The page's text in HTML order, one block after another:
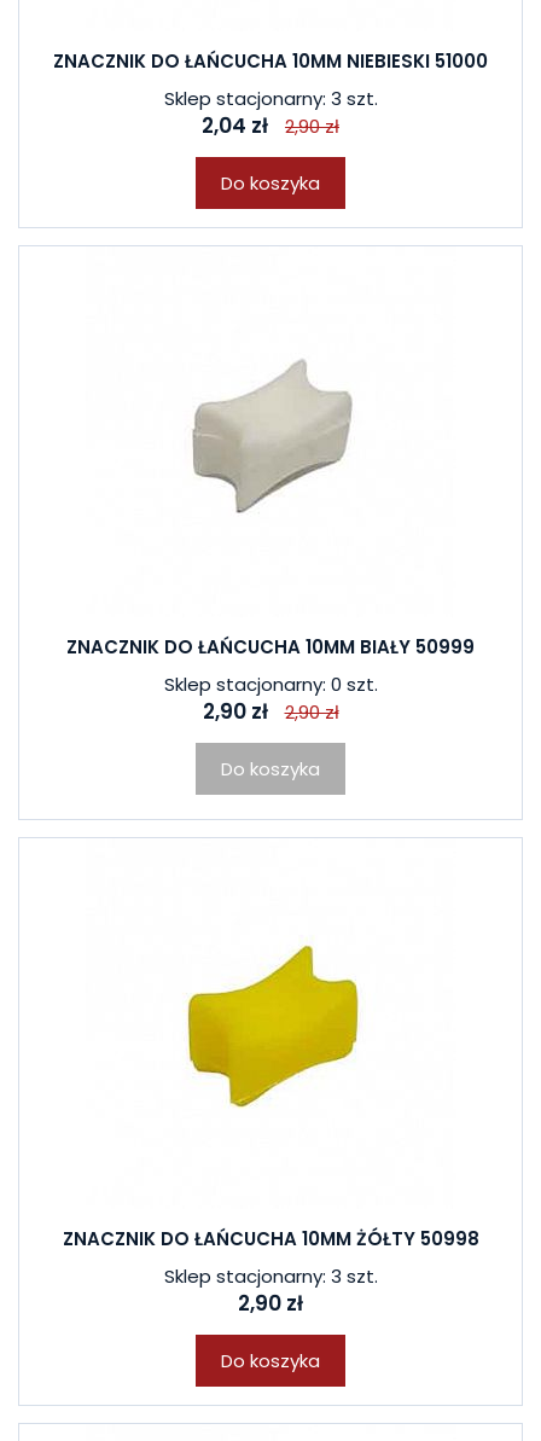
ZNACZNIK DO ŁAŃCUCHA 10MM NIEBIESKI 51000
Sklep stacjonarny: 3 szt.
2,04 zł 2,90 zł
Do koszyka
ZNACZNIK DO ŁAŃCUCHA 10MM BIAŁY 50999
Sklep stacjonarny: 0 szt.
2,90 zł 2,90 zł
Do koszyka
ZNACZNIK DO ŁAŃCUCHA 10MM ŻÓŁTY 50998
Sklep stacjonarny: 3 szt.
2,90 zł
Do koszyka